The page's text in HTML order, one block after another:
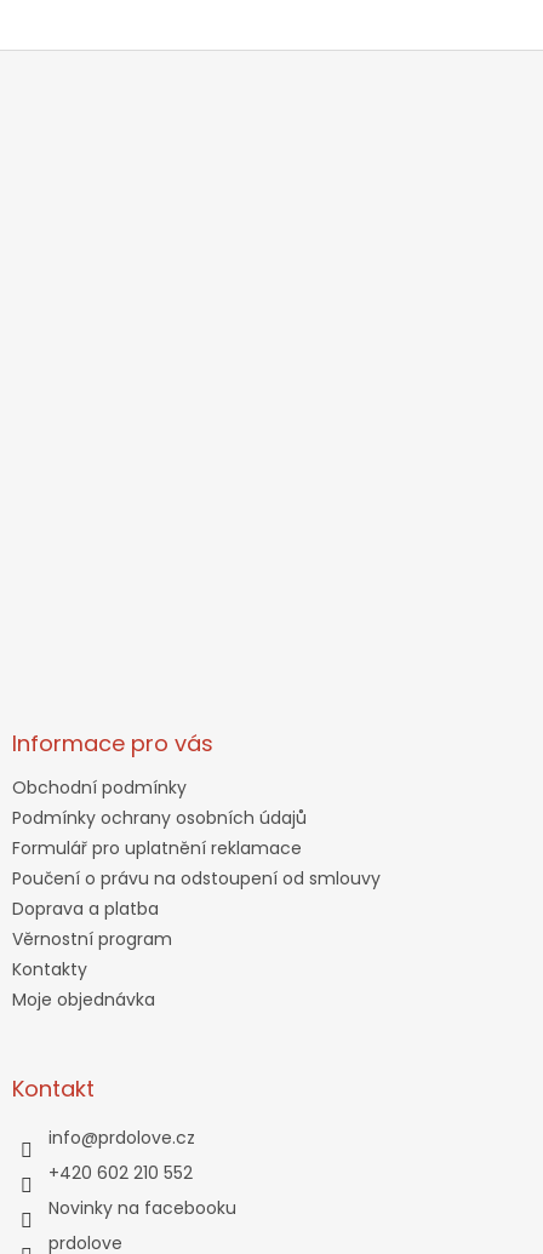
Z
Informace pro vás
Obchodní podmínky
Podmínky ochrany osobních údajů
Formulář pro uplatnění reklamace
Poučení o právu na odstoupení od smlouvy
Doprava a platba
Věrnostní program
Kontakty
Moje objednávka
Kontakt
info@prdolove.cz
+420 602 210 552
Novinky na facebooku
prdolove